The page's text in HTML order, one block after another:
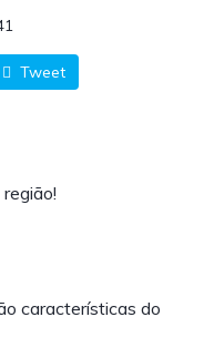
Tweet
características do